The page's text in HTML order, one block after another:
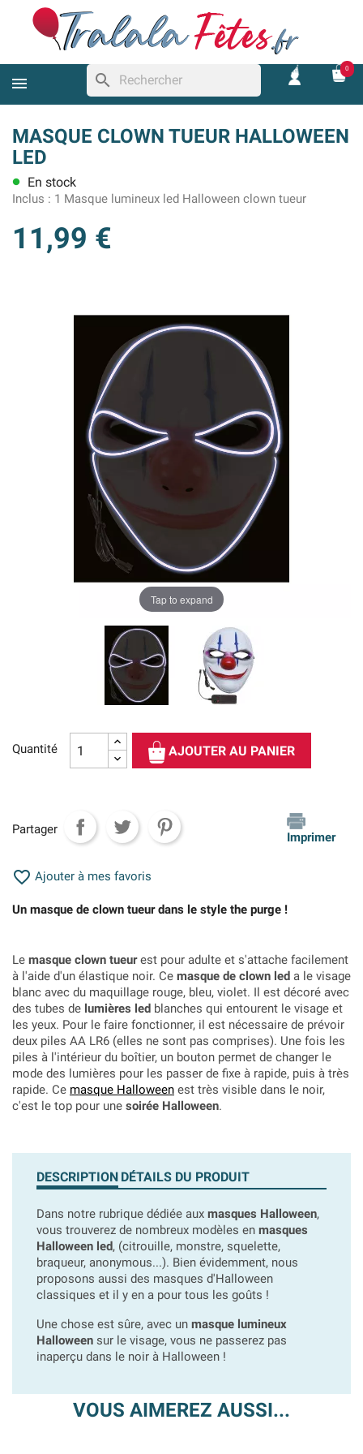
search
0
MASQUE CLOWN TUEUR HALLOWEEN
LED
lens En stock
Inclus : 1 Masque lumineux led Halloween clown tueur
11,99 €
Tap to expand
Quantité AJOUTER AU PANIER
Partager
Imprimer
 Ajouter à mes favoris
Un masque de clown tueur dans le style the purge !
Le masque clown tueurest pour adulte et s'attache facilement
à l'aide d'un élastique noir. Ce masque de clown led a le visage
blanc avec du maquillage rouge, bleu, violet. Il est décoré avec
des tubes de lumières led blanches qui entourent le visage et
les yeux. Pour le faire fonctionner, il est nécessaire de prévoir
deux piles AA LR6 (elles ne sont pas comprises). Une fois les
piles à l'intérieur du boîtier, un bouton permet de changer le
mode des lumières pour les passer de fixe à rapide, puis à très
rapide. Ce masque Halloween est très visible dans le noir,
c'est le top pour une soirée Halloween.
DESCRIPTION DÉTAILS DU PRODUIT
Dans notre rubrique dédiée aux masques Halloween,
vous trouverez de nombreux modèles en masques
Halloween led, (citrouille, monstre, squelette,
braqueur, anonymous...). Bien évidemment, nous
proposons aussi des masques d'Halloween
classiques et il y en a pour tous les goûts !
Une chose est sûre, avec un masque lumineux
Halloween sur le visage, vous ne passerez pas
inaperçu dans le noir à Halloween !
VOUS AIMEREZ AUSSI...